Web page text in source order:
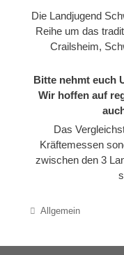
Die Landjugend
Reihe um das
Crailsheim,
Bitte nehmt euch
Wir hoffen auf
Das
Kräftemessen
zwischen den 3
Categories
Allgemein